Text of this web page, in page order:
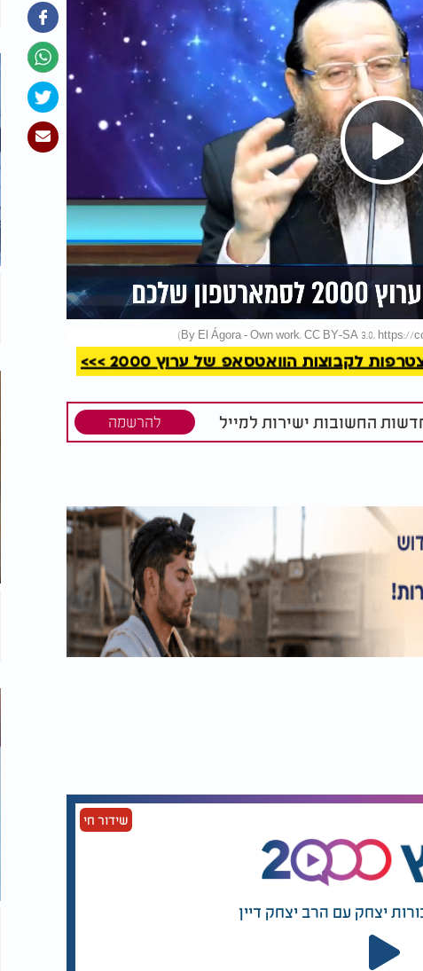
קריאה
לקבוצות הוואטסאפ של ערוץ 2000 >>>
החשובות ישירות למייל להרשמה
שידור חי
יצחק עם הרב יצחק דיין